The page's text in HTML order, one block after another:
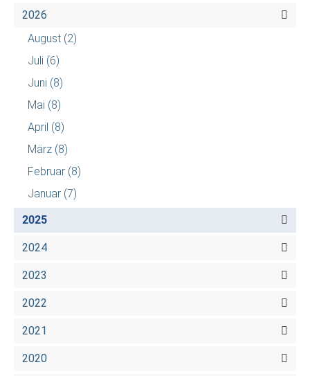
2026
August (2)
Juli (6)
Juni (8)
Mai (8)
April (8)
März (8)
Februar (8)
Januar (7)
2025
2024
2023
2022
2021
2020